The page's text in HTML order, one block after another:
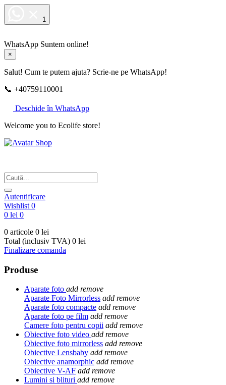
1
WhatsApp Suntem online!
×
Salut! Cum te putem ajuta? Scrie-ne pe WhatsApp!
📞 +40759110001
Deschide în WhatsApp
Welcome you to Ecolife store!
Autentificare
Wishlist 0
0 lei 0
0 articole 0 lei
Total (inclusiv TVA) 0 lei
Finalizare comanda
Produse
Aparate foto add remove
Aparate Foto Mirrorless add remove
Aparate foto compacte add remove
Aparate foto pe film add remove
Camere foto pentru copii add remove
Obiective foto video add remove
Obiective foto mirrorless add remove
Obiective Lensbaby add remove
Obiective anamorphic add remove
Obiective V-AF add remove
Lumini si blituri add remove